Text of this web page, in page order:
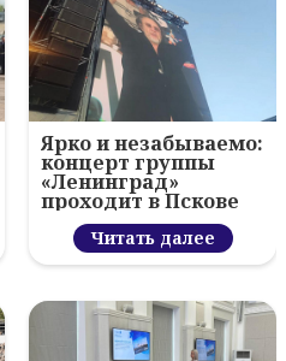
Ярко и незабываемо:
концерт группы
«Ленинград»
проходит в Пскове
Читать далее